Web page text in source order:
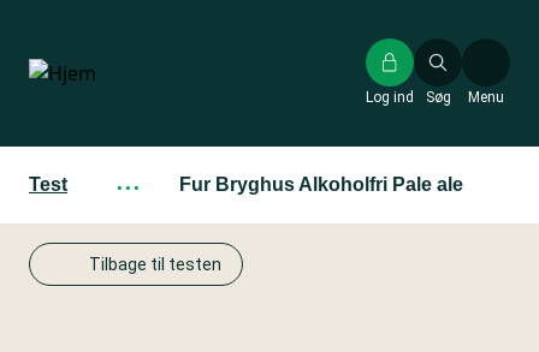
hovedindhold
Søg
Log ind Menu
Test ··· Fur Bryghus Alkoholfri Pale ale
Tilbage til testen